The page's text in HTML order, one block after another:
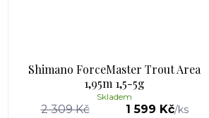
Shimano ForceMaster Trout Area
1,95m 1,5-5g
2 309 Kč 1 599 Kč/ks
Skladem